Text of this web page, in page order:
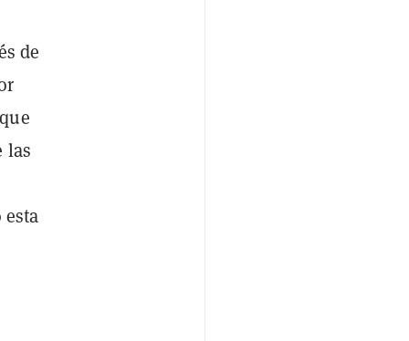
de
las